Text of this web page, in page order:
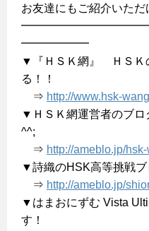
お友達にもご紹介いた
━━━━━━
▼『ＨＳＫ網』 ＨＳＫ
る！！
⇒ http://www.hsk-
▼ＨＳＫ網運営者のブ
^^;
⇒ http://ameblo.jp/
▼詩織のHSK高等挑戦
⇒ http://ameblo.jp/
▼はまおにずむ Vista
す！